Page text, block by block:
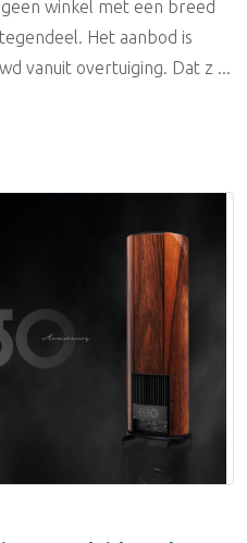
winkel met een breed
Het aanbod is
vanuit overtuiging. Dat z ...